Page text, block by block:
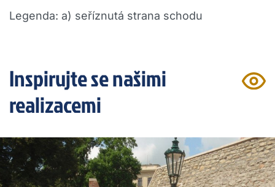
Legenda: a) seříznutá strana schodu
Inspirujte se našimi
realizacemi